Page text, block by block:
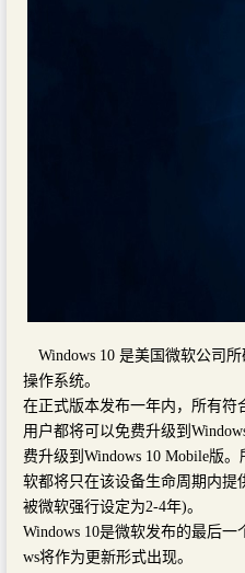
Windows 10 是美国微软公司
操作系统。
在正式版本发布一年内，所有符
用户都将可以免费升级到
费升级到Windows 10 Mobile版
软都将只在该设备生命周期内提
被微软强行设定为2-4年)。
Windows 10是微软发布的最后一
ws将作为更新形式出现。